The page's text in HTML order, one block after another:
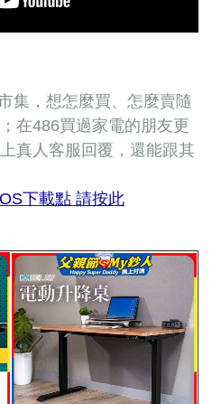
集，想怎麼買、怎麼賣隨
在486買過家電的朋友更
真人客服回覆，還能跟其
下載點 請按此